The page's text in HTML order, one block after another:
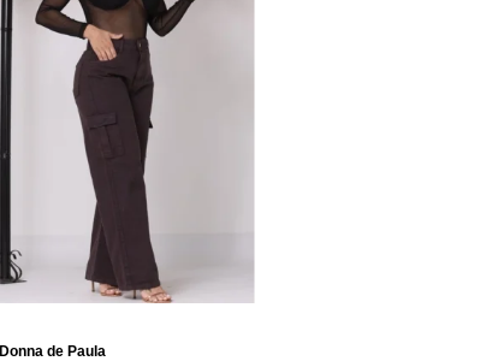
Donna de Paula